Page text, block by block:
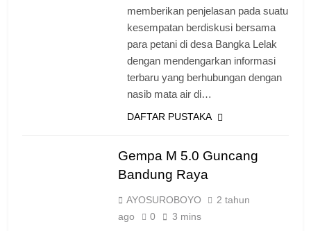
memberikan penjelasan pada suatu
kesempatan berdiskusi bersama
para petani di desa Bangka Lelak
dengan mendengarkan informasi
terbaru yang berhubungan dengan
nasib mata air di…
DAFTAR PUSTAKA
Gempa M 5.0 Guncang
Bandung Raya
AYOSUROBOYO
2 tahun
ago
0 3 mins